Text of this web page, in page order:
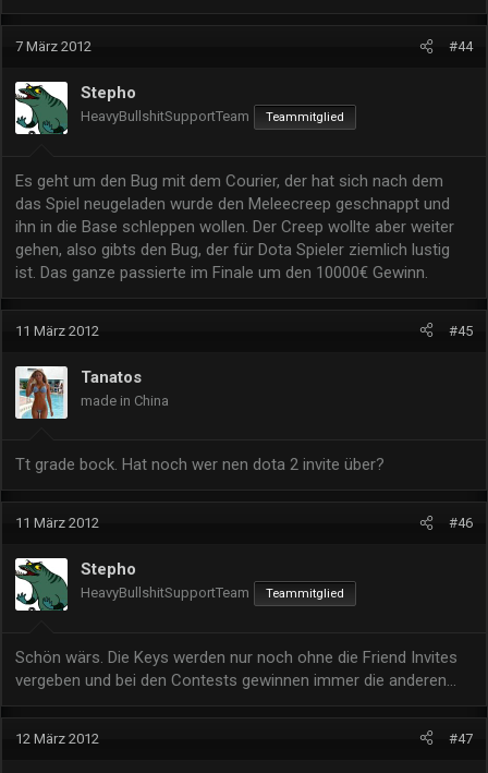
7 März 2012 #44
Stepho
HeavyBullshitSupportTeam Teammitglied
Es geht um den Bug mit dem Courier, der hat sich nach dem
das Spiel neugeladen wurde den Meleecreep geschnappt und
ihn in die Base schleppen wollen. Der Creep wollte aber weiter
gehen, also gibts den Bug, der für Dota Spieler ziemlich lustig
ist. Das ganze passierte im Finale um den 10000€ Gewinn.
11 März 2012 #45
Tanatos
made in China
Tt grade bock. Hat noch wer nen dota 2 invite über?
11 März 2012 #46
Stepho
HeavyBullshitSupportTeam Teammitglied
Schön wärs. Die Keys werden nur noch ohne die Friend Invites
vergeben und bei den Contests gewinnen immer die anderen...
12 März 2012 #47